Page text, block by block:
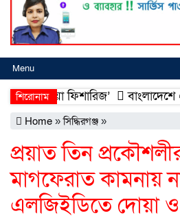
Menu
শিরোনামফিশারিজ’
বাংলাদেশে
Home »সিদ্ধিরগঞ্জ »
প্রয়াত তিন
মাগফেরাত কামনায়
এলজিইডিতে দোয়া ও